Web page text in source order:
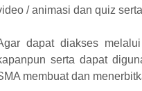
/ animasi dan quiz
dapat diakses
serta dapat
membuat dan